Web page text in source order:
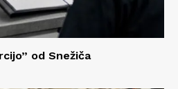
od Snežiča